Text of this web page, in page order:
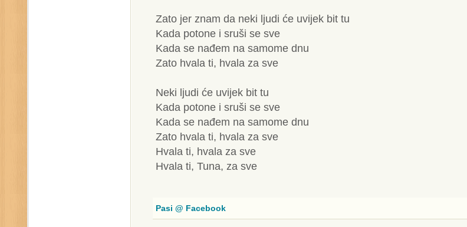
Zato jer znam da neki ljudi će uvijek bit tu
Kada potone i sruši se sve
Kada se nađem na samome dnu
Zato hvala ti, hvala za sve
Neki ljudi će uvijek bit tu
Kada potone i sruši se sve
Kada se nađem na samome dnu
Zato hvala ti, hvala za sve
Hvala ti, hvala za sve
Hvala ti, Tuna, za sve
Pasi @ Facebook